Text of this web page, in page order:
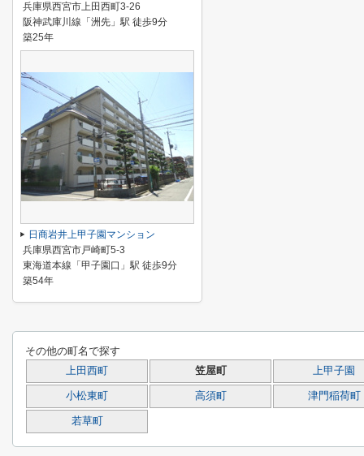
兵庫県西宮市上田西町3-26
阪神武庫川線「洲先」駅 徒歩9分
築25年
日商岩井上甲子園マンション
兵庫県西宮市戸崎町5-3
東海道本線「甲子園口」駅 徒歩9分
築54年
その他の町名で探す
上田西町 笠屋町 上甲子園
小松東町 高須町 津門稲荷町
若草町